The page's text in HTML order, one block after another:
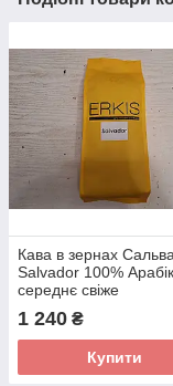
Кава в зернах
Salvador 100%
середнє свіже
обсмаження
1 240 ₴
Купити